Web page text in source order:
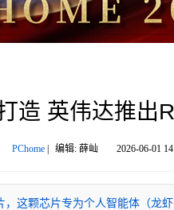
造 英伟达推出
PChome| 编辑: 薛屾 2026-06-01
这颗芯片专为个人智能体（龙虾